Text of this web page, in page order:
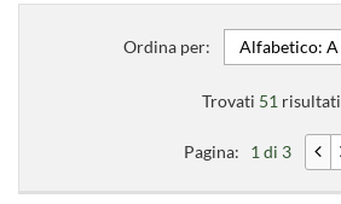
Ordina per:
Trovati 51 risultati
Pagina: 1 di 3